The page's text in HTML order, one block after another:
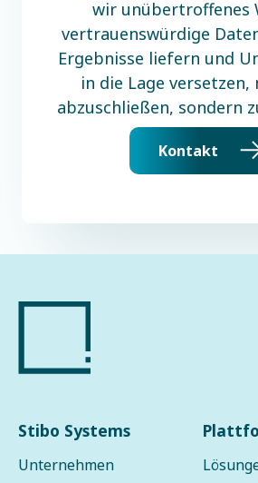
wir unübertroffenes
vertrauenswürdige
Ergebnisse liefern und
in die Lage
abzuschließen, sondern
Kontakt
Stibo Systems
Unternehmen